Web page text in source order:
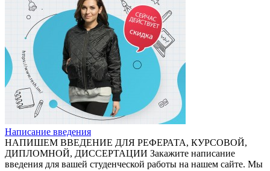
Написание введения
НАПИШЕМ ВВЕДЕНИЕ ДЛЯ РЕФЕРАТА, КУРСОВОЙ,
ДИПЛОМНОЙ, ДИССЕРТАЦИИ Закажите написание
введения для вашей студенческой работы на нашем сайте. Мы